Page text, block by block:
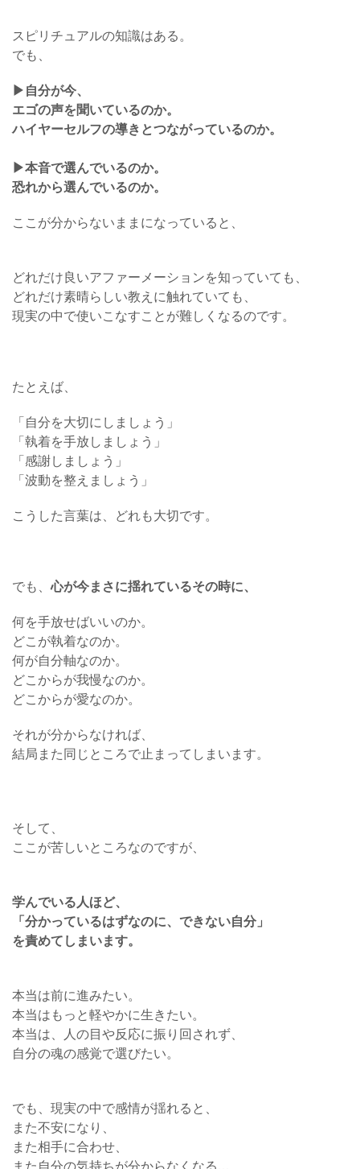
スピリチュアルの知識はある。
でも、
▶︎自分が今、
エゴの声を聞いているのか。
ハイヤーセルフの導きとつながっているのか。
▶︎本音で選んでいるのか。
恐れから選んでいるのか。
ここが分からないままになっていると、
どれだけ良いアファーメーションを知っていても、
どれだけ素晴らしい教えに触れていても、
現実の中で使いこなすことが難しくなるのです。
たとえば、
「自分を大切にしましょう」
「執着を手放しましょう」
「感謝しましょう」
「波動を整えましょう」
こうした言葉は、どれも大切です。
でも、心が今まさに揺れているその時に、
何を手放せばいいのか。
どこが執着なのか。
何が自分軸なのか。
どこからが我慢なのか。
どこからが愛なのか。
それが分からなければ、
結局また同じところで止まってしまいます。
そして、
ここが苦しいところなのですが、
学んでいる人ほど、
「分かっているはずなのに、できない自分」
を責めてしまいます。
本当は前に進みたい。
本当はもっと軽やかに生きたい。
本当は、人の目や反応に振り回されず、
自分の魂の感覚で選びたい。
でも、現実の中で感情が揺れると、
また不安になり、
また相手に合わせ、